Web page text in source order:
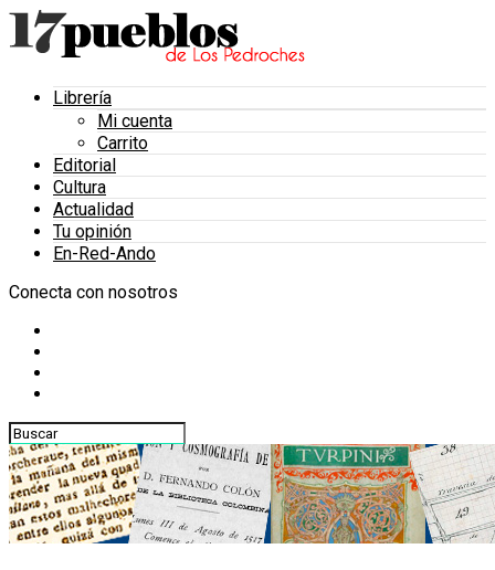
Librería
Mi cuenta
Carrito
Editorial
Cultura
Actualidad
Tu opinión
En-Red-Ando
Conecta con nosotros